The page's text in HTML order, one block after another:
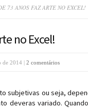
73 ANOS FAZ ARTE NO EXCEL!
no Excel!
de 2014 | 2 comentários
subjetivas ou seja,
deveras variado.